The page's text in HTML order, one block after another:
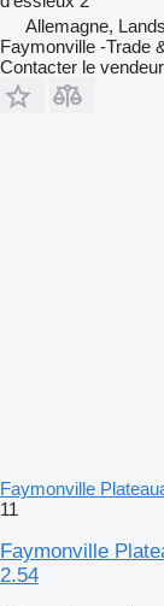
Allemagne,
Faymonville -Trade
Contacter le vendeur
Faymonville
11
Faymonville
2.54